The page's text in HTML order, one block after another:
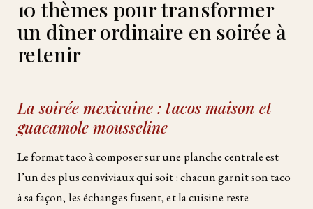
10 thèmes pour transformer
un dîner ordinaire en soirée à
retenir
La soirée mexicaine : tacos maison et
guacamole mousseline
Le format taco à composer sur une planche centrale est
l’un des plus conviviaux qui soit : chacun garnit son taco
à sa façon, les échanges fusent, et la cuisine reste